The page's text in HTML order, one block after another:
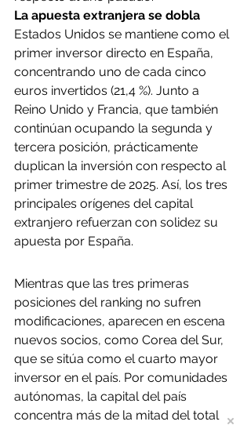
La apuesta extranjera se dobla
Estados Unidos se mantiene como el
primer inversor directo en España,
concentrando uno de cada cinco
euros invertidos (21,4 %). Junto a
Reino Unido y Francia, que también
continúan ocupando la segunda y
tercera posición, prácticamente
duplican la inversión con respecto al
primer trimestre de 2025. Así, los tres
principales orígenes del capital
extranjero refuerzan con solidez su
apuesta por España.
Mientras que las tres primeras
posiciones del ranking no sufren
modificaciones, aparecen en escena
nuevos socios, como Corea del Sur,
que se sitúa como el cuarto mayor
inversor en el país. Por comunidades
autónomas, la capital del país
concentra más de la mitad del total